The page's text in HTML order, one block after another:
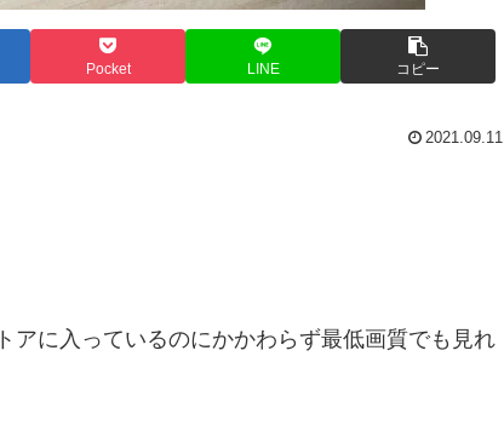
Pocket LINE コピー
2021.09.11
アに入っているのにかかわらず最低画質でも見れ